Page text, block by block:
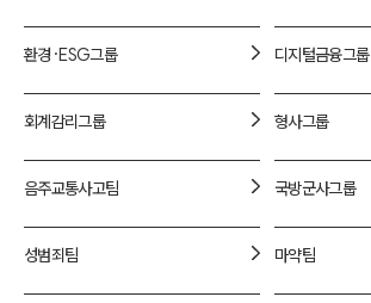
환경·ESG그룹 디지털금융그룹
회계감리그룹 형사그룹
음주교통사고팀 국방군사그룹
성범죄팀 마약팀